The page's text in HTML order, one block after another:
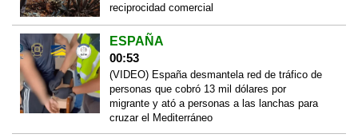
reciprocidad comercial
ESPAÑA
00:53
(VIDEO) España desmantela red de tráfico de
personas que cobró 13 mil dólares por
migrante y ató a personas a las lanchas para
cruzar el Mediterráneo